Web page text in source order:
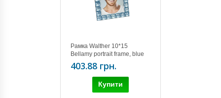
Рамка Walther 10*15
Bellamy portrait frame, blue
VQ015L
403.88 грн.
Купити